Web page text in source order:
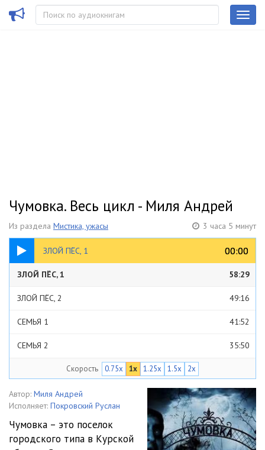
Чумовка. Весь цикл - Миля Андрей
Из раздела Мистика, ужасы 3 часа 5 минут
ЗЛОЙ ПЁС, 1 00:00
00:00
58:29
ЗЛОЙ ПЁС, 1 58:29
ЗЛОЙ ПЁС, 2 49:16
СЕМЬЯ 1 41:52
СЕМЬЯ 2 35:50
Скорость 0.75x 1x 1.25x 1.5x 2x
Автор: Миля Андрей
Исполняет: Покровский Руслан
Чумовка – это поселок
городского типа в Курской